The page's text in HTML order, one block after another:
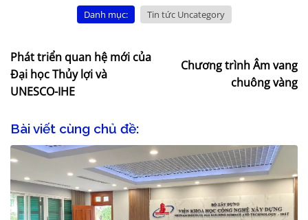
Danh mục: Tin tức Uncategory
Phát triển quan hệ mới của
Đại học Thủy lợi và
UNESCO-IHE
Chương trình Âm vang
chuông vàng
Bài viết cùng chủ đề: